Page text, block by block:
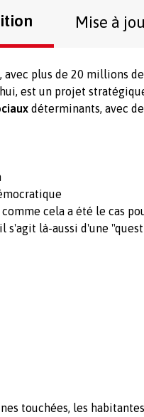
Mise à
plus de 20 millions
est un projet
déterminants, avec
cela a été le cas
s'agit là-aussi d'une
touchées, les